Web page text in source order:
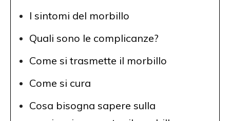
I sintomi del morbillo
Quali sono le complicanze?
Come si trasmette il morbillo
Come si cura
Cosa bisogna sapere sulla